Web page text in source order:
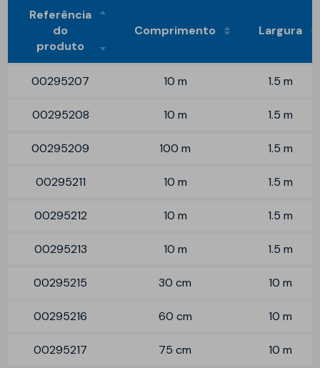
Referência
do
produto
Comprimento Largura
00295207 10 m 1.5 m
00295208 10 m 1.5 m
00295209 100 m 1.5 m
00295211 10 m 1.5 m
00295212 10 m 1.5 m
00295213 10 m 1.5 m
00295215 30 cm 10 m
00295216 60 cm 10 m
00295217 75 cm 10 m